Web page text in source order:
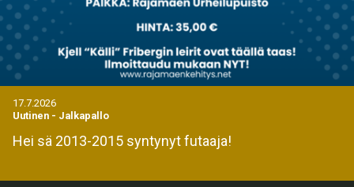
17.7.2026
Uutinen - Jalkapallo
Hei sä 2013-2015 syntynyt futaaja!